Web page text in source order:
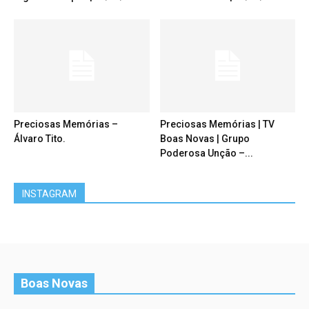
Preciosas Memórias –
Álvaro Tito.
Preciosas Memórias | TV
Boas Novas | Grupo
Poderosa Unção –...
INSTAGRAM
Boas Novas